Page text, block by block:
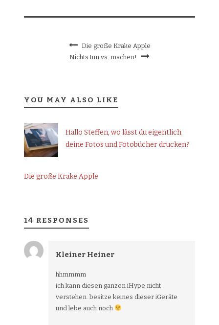
Die große Krake Apple
Nichts tun vs. machen!
YOU MAY ALSO LIKE
Hallo Steffen, wo lässt du eigentlich
deine Fotos und Fotobücher drucken?
Die große Krake Apple
14 RESPONSES
Kleiner Heiner
hhmmmm
ich kann diesen ganzen iHype nicht
verstehen. besitze keines dieser iGeräte
und lebe auch noch